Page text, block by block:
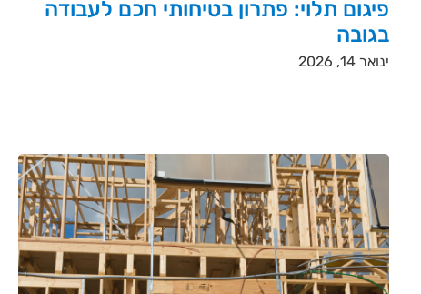
פיגום תלוי: פתרון בטיחותי חכם לעבודה
בגובה
ינואר 14, 2026